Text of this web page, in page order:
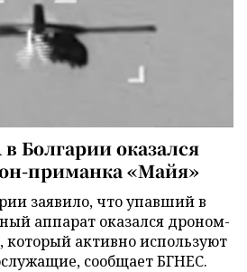
Болгарии оказался
приманка «Майя»
заявило, что упавший в
аппарат оказался дроном-
активно используют
сообщает БГНЕС.